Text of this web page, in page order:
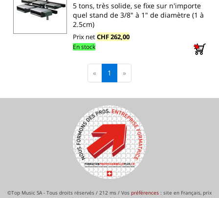
5 tons, très solide, se fixe sur n'importe
quel stand de 3/8" à 1" de diamètre (1 à
2.5cm)
Prix netCHF 262,00
En stock
« 1 »
©Top Music SA - Tous droits réservés / 212 ms / Vos préférences : site en Français, prix